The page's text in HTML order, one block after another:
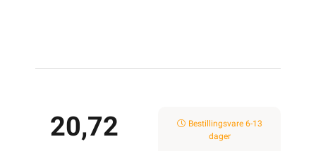
20,72
Bestillingsvare 6-13
dager